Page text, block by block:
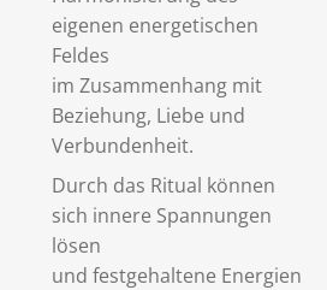
eigenen energetischen
Feldes
im Zusammenhang mit
Beziehung, Liebe und
Verbundenheit.
Durch das Ritual können
sich innere Spannungen
lösen
und festgehaltene Energien